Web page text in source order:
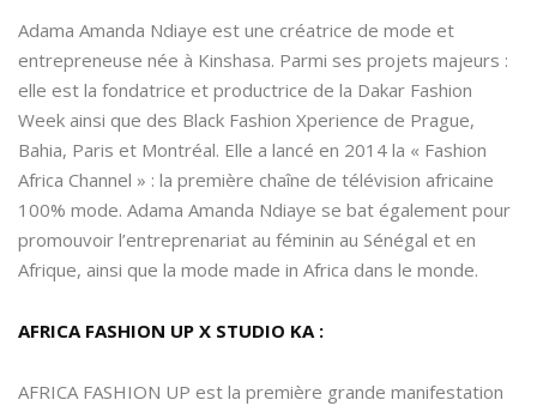
Adama Amanda Ndiaye est une créatrice de mode et
entrepreneuse née à Kinshasa. Parmi ses projets majeurs :
elle est la fondatrice et productrice de la Dakar Fashion
Week ainsi que des Black Fashion Xperience de Prague,
Bahia, Paris et Montréal. Elle a lancé en 2014 la « Fashion
Africa Channel » : la première chaîne de télévision africaine
100% mode. Adama Amanda Ndiaye se bat également pour
promouvoir l’entreprenariat au féminin au Sénégal et en
Afrique, ainsi que la mode made in Africa dans le monde.
AFRICA FASHION UP X STUDIO KA :
AFRICA FASHION UP est la première grande manifestation